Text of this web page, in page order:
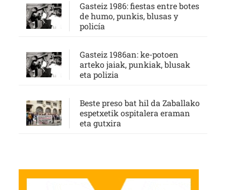
Gasteiz 1986: fiestas entre botes
de humo, punkis, blusas y
policía
Gasteiz 1986an: ke-potoen
arteko jaiak, punkiak, blusak
eta polizia
Beste preso bat hil da Zaballako
espetxetik ospitalera eraman
eta gutxira